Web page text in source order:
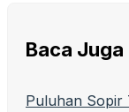
Baca Juga
Puluhan Sopir